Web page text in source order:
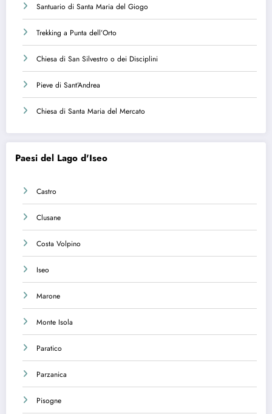
Santuario di Santa Maria del Giogo
Trekking a Punta dell’Orto
Chiesa di San Silvestro o dei Disciplini
Pieve di Sant’Andrea
Chiesa di Santa Maria del Mercato
Paesi del Lago d'Iseo
Castro
Clusane
Costa Volpino
Iseo
Marone
Monte Isola
Paratico
Parzanica
Pisogne